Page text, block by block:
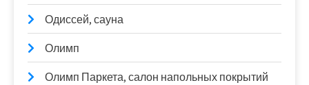
Одиссей, сауна
Олимп
Олимп Паркета, салон напольных покрытий